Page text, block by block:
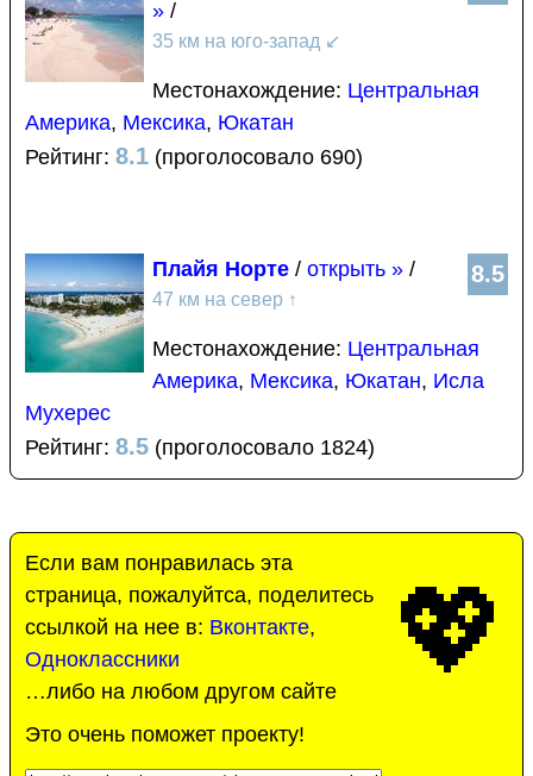
» /
35 км на юго-запад ↙
Местонахождение: Центральная
Америка, Мексика, Юкатан
Рейтинг: 8.1 (проголосовало 690)
8.5
Плайя Норте / открыть » /
47 км на север ↑
Местонахождение: Центральная
Америка, Мексика, Юкатан, Исла
Мухерес
Рейтинг: 8.5 (проголосовало 1824)
💖
Если вам понравилась эта
страница, пожалуйтса, поделитесь
ссылкой на нее в: Вконтакте,
Одноклассники
…либо на любом другом сайте
Это очень поможет проекту!